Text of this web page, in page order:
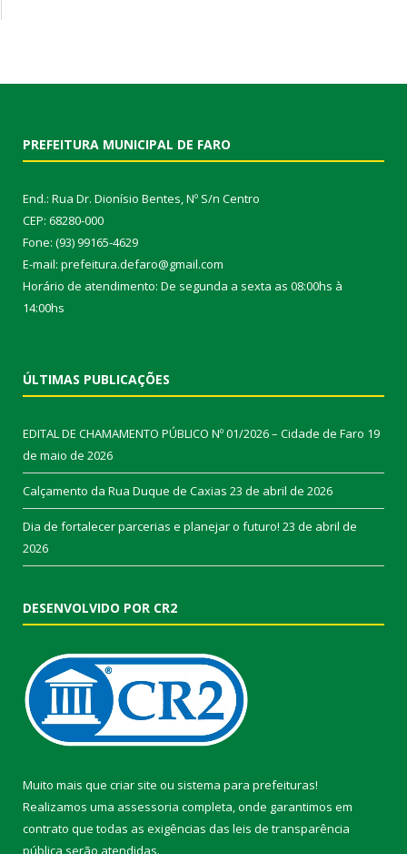
PREFEITURA MUNICIPAL DE FARO
End.: Rua Dr. Dionísio Bentes, Nº S/n Centro
CEP: 68280-000
Fone: (93) 99165-4629
E-mail: prefeitura.defaro@gmail.com
Horário de atendimento: De segunda a sexta as 08:00hs à
14:00hs
ÚLTIMAS PUBLICAÇÕES
EDITAL DE CHAMAMENTO PÚBLICO Nº 01/2026 – Cidade de Faro 19
de maio de 2026
Calçamento da Rua Duque de Caxias 23 de abril de 2026
Dia de fortalecer parcerias e planejar o futuro! 23 de abril de
2026
DESENVOLVIDO POR CR2
Muito mais que criar site ou sistema para prefeituras!
Realizamos uma assessoria completa, onde garantimos em
contrato que todas as exigências das leis de transparência
pública serão atendidas.